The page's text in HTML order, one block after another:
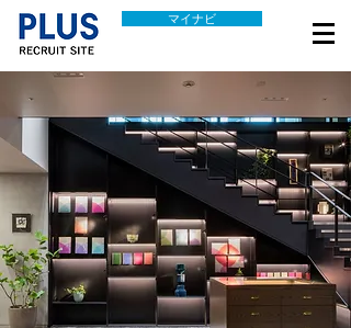
マイナビ